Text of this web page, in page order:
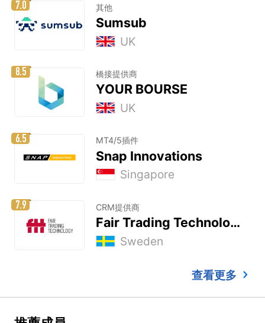
7.0 其他
Sumsub
UK
8.5 橋接提供商
YOUR BOURSE
UK
6.5 MT4/5插件
Snap Innovations
Singapore
7.9 CRM提供商
Fair Trading Technology
Sweden
查看更多